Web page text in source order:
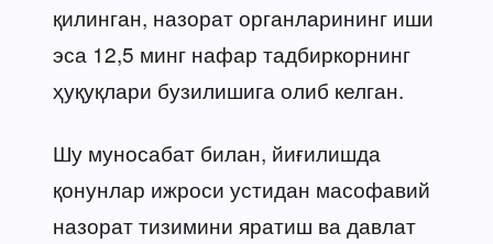
қилинган, назорат органларининг иши
эса 12,5 минг нафар тадбиркорнинг
ҳуқуқлари бузилишига олиб келган.
Шу муносабат билан, йиғилишда
қонунлар ижроси устидан масофавий
назорат тизимини яратиш ва давлат